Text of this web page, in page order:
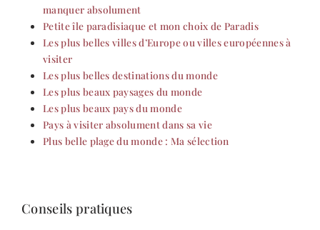
manquer absolument
Petite île paradisiaque et mon choix de Paradis
Les plus belles villes d’Europe ou villes européennes à
visiter
Les plus belles destinations du monde
Les plus beaux paysages du monde
Les plus beaux pays du monde
Pays à visiter absolument dans sa vie
Plus belle plage du monde : Ma sélection
Conseils pratiques